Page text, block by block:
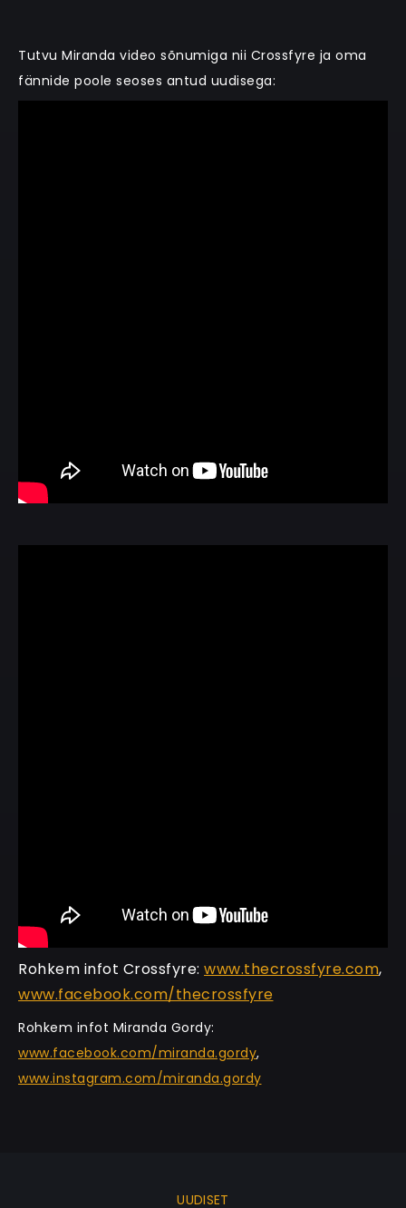
Tutvu Miranda video sõnumiga nii Crossfyre ja oma
fännide poole seoses antud uudisega:
Rohkem infot Crossfyre: www.thecrossfyre.com,
www.facebook.com/thecrossfyre
Rohkem infot Miranda Gordy:
www.facebook.com/miranda.gordy,
www.instagram.com/miranda.gordy
UUDISET